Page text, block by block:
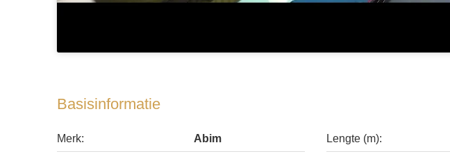
Basisinformatie
Merk: Abim Lengte (m):